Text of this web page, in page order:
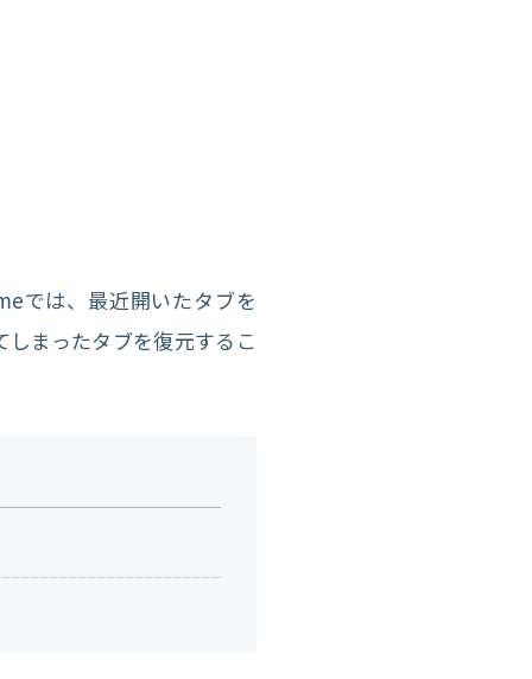
では、最近開いたタブを
まったタブを復元するこ